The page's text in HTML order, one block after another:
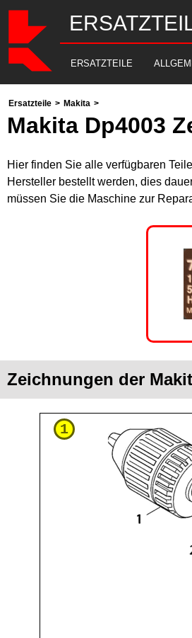
ERSATZTEILE
Ersatzteile > Makita >
Makita Dp4003
Hier finden Sie alle verfügbaren
Hersteller bestellt werden, dies
müssen Sie die Maschine zur
Zeichnungen der
1